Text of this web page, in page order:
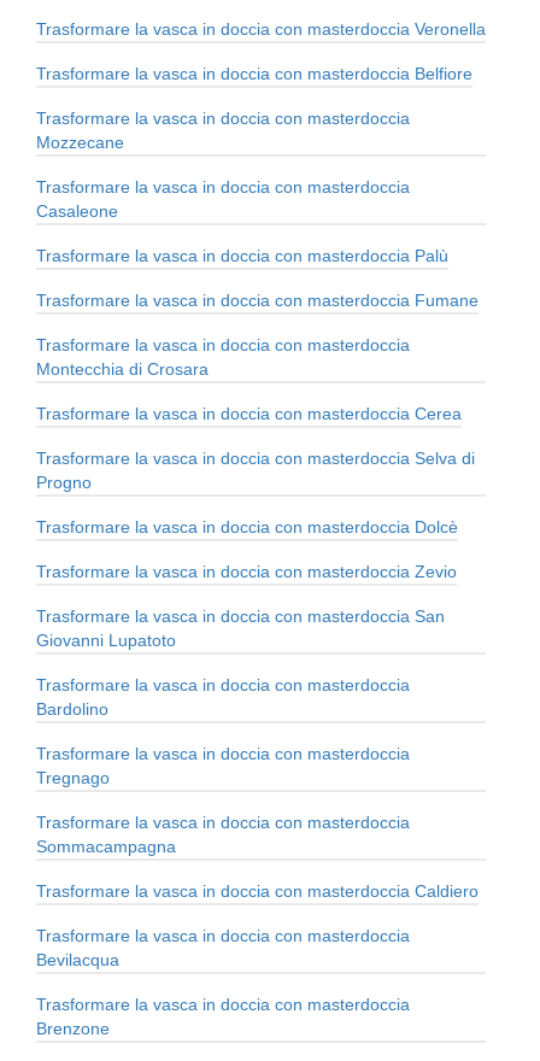
Trasformare la vasca in doccia con masterdoccia Veronella
Trasformare la vasca in doccia con masterdoccia Belfiore
Trasformare la vasca in doccia con masterdoccia
Mozzecane
Trasformare la vasca in doccia con masterdoccia
Casaleone
Trasformare la vasca in doccia con masterdoccia Palù
Trasformare la vasca in doccia con masterdoccia Fumane
Trasformare la vasca in doccia con masterdoccia
Montecchia di Crosara
Trasformare la vasca in doccia con masterdoccia Cerea
Trasformare la vasca in doccia con masterdoccia Selva di
Progno
Trasformare la vasca in doccia con masterdoccia Dolcè
Trasformare la vasca in doccia con masterdoccia Zevio
Trasformare la vasca in doccia con masterdoccia San
Giovanni Lupatoto
Trasformare la vasca in doccia con masterdoccia
Bardolino
Trasformare la vasca in doccia con masterdoccia
Tregnago
Trasformare la vasca in doccia con masterdoccia
Sommacampagna
Trasformare la vasca in doccia con masterdoccia Caldiero
Trasformare la vasca in doccia con masterdoccia
Bevilacqua
Trasformare la vasca in doccia con masterdoccia
Brenzone